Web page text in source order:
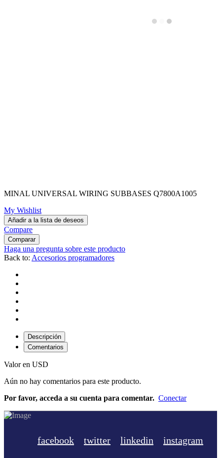
MINAL UNIVERSAL WIRING SUBBASES Q7800A1005
My Wishlist
Añadir a la lista de deseos
Compare
Comparar
Haga una pregunta sobre este producto
Back to: Accesorios programadores
Descripción
Comentarios
Valor en USD
Aún no hay comentarios para este producto.
Por favor, acceda a su cuenta para comentar. Conectar
facebook twitter linkedin instagram